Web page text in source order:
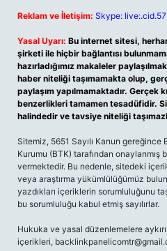
Reklam ve İletişim: Skype:
Yasal Uyarı: Bu internet sitesi,
şirketi ile hiçbir bağlantısı
hazırladığımız makaleler
haber niteliği taşımamakta olup,
paylaşım yapılmamaktadır. Gerçek
benzerlikleri tamamen tesadüfidir.
halindedir ve tavsiye niteliği
Sitemiz, 5651 Sayılı Kanun
Kurumu (BTK) tarafından onaylanmış
vermektedir. Bu nedenle, sitedeki
veya araştırma yükümlülüğümüz
yazdıkları içeriklerin sorumluluğunu
bu sorumluluğu kabul etmiş sayılırlar.
Hukuka ve yasal düzenlemelere
içerikleri,